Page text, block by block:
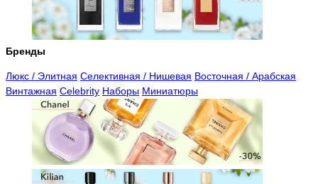
Бренды
Люкс / Элитная Селективная / Нишевая Восточная / Арабская
Винтажная Celebrity Наборы Миниатюры